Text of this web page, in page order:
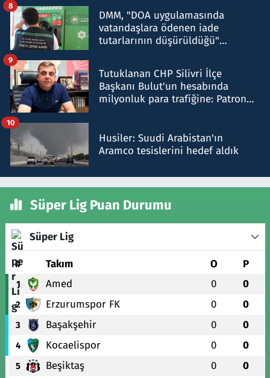
DMM, "DOA uygulamasında
vatandaşlara ödenen iade
tutarlarının düşürüldüğü"
8
Tutuklanan CHP Silivri İlçe
Başkanı Bulut'un hesabında
milyonluk para trafiğine: Patron
9
Husiler: Suudi Arabistan'ın
Aramco tesislerini hedef aldık
10
Süper Lig Puan Durumu
Süper Lig
# Takım O P
1 Amed 0 0
2 Erzurumspor FK 0 0
3 Başakşehir 0 0
4 Kocaelispor 0 0
5 Beşiktaş 0 0